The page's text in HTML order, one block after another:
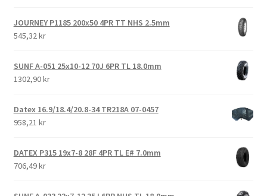
JOURNEY P1185 200x50 4PR TT NHS 2.5mm
545,32 kr
SUNF A-051 25x10-12 70J 6PR TL 18.0mm
1302,90 kr
Datex 16.9/18.4/20.8-34 TR218A 07-0457
958,21 kr
DATEX P315 19x7-8 28F 4PR TL E# 7.0mm
706,49 kr